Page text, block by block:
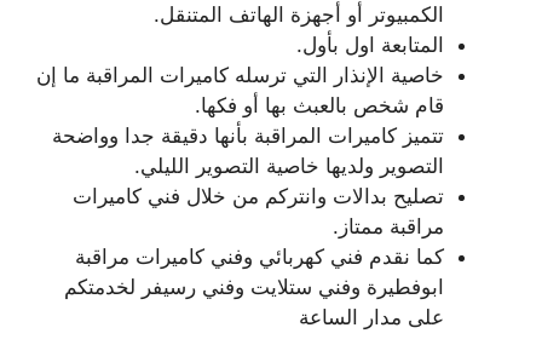
الكمبيوتر أو أجهزة الهاتف المتنقل.
المتابعة اول بأول.
خاصية الإنذار التي ترسله كاميرات المراقبة ما إن
قام شخص بالعبث بها أو فكها.
تتميز كاميرات المراقبة بأنها دقيقة جدا وواضحة
التصوير ولديها خاصية التصوير الليلي.
تصليح بدالات وانتركم من خلال فني كاميرات
مراقبة ممتاز.
كما نقدم فني كهربائي وفني كاميرات مراقبة
ابوفطيرة وفني ستلايت وفني رسيفر لخدمتكم
على مدار الساعة